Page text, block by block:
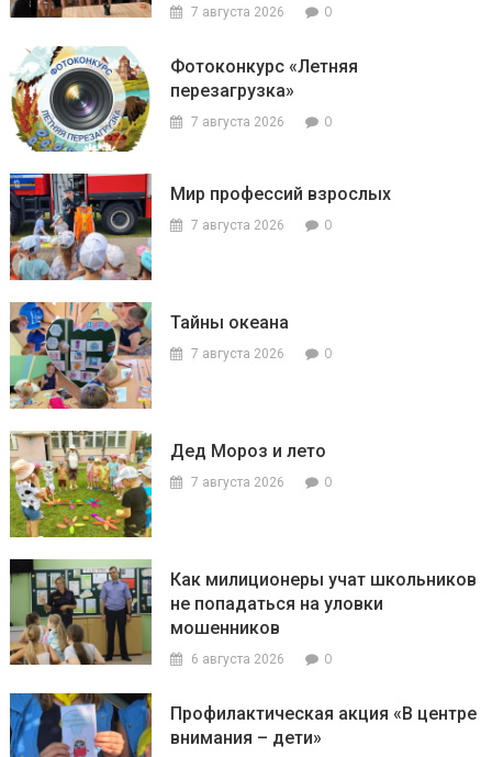
7 августа 2026 0
Фотоконкурс «Летняя
перезагрузка»
7 августа 2026 0
Мир профессий взрослых
7 августа 2026 0
Тайны океана
7 августа 2026 0
Дед Мороз и лето
7 августа 2026 0
Как милиционеры учат школьников
не попадаться на уловки
мошенников
6 августа 2026 0
Профилактическая акция «В центре
внимания – дети»